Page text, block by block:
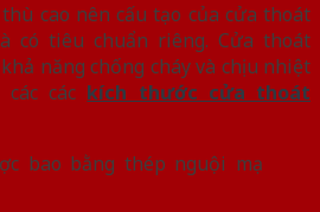
cao nên cấu tạo của cửa thoát
có tiêu chuẩn riêng. Cửa thoát
năng chống cháy và chịu nhiệt
các kích thước cửa thoát
bao bằng thép nguội mạ